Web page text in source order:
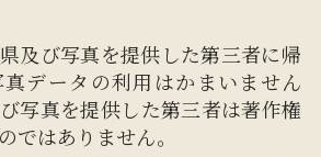
及び写真を提供した第三者に帰
データの利用はかまいません
写真を提供した第三者は著作権
ではありません。